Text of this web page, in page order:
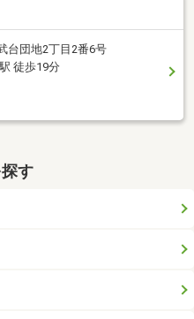
台団地2丁目2番6号
徒歩19分
す